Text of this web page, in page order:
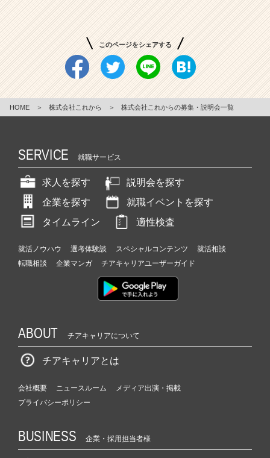
このページをシェアする
HOME ＞ 株式会社これから ＞ 株式会社これからの募集・説明会一覧
SERVICE 就職サービス
求人を探す
説明会を探す
企業を探す
就職イベントを探す
タイムライン
適性検査
就活ノウハウ 選考体験談 スペシャルコンテンツ
就活相談
転職相談
企業マンガ チアキャリアユーザーガイド
ABOUT チアキャリアについて
チアキャリアとは
会社概要 ニュースルーム
メディア出演・掲載
プライバシーポリシー
BUSINESS 企業・採用担当者様